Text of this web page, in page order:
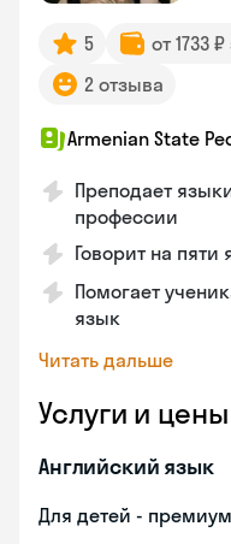
5 от 1733
2 отзыва
Armenian State
Преподает
профессии
Говорит на
Помогает
язык
Читать дальше
Услуги и цены
Английский язык
Для детей - премиум